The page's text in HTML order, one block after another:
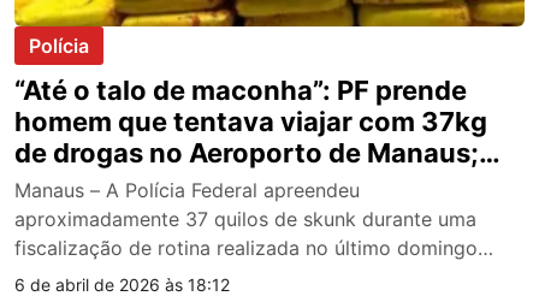
Polícia
“Até o talo de maconha”: PF prende
homem que tentava viajar com 37kg
de drogas no Aeroporto de Manaus;
veja vídeo
Manaus – A Polícia Federal apreendeu
aproximadamente 37 quilos de skunk durante uma
fiscalização de rotina realizada no último domingo…
6 de abril de 2026 às 18:12